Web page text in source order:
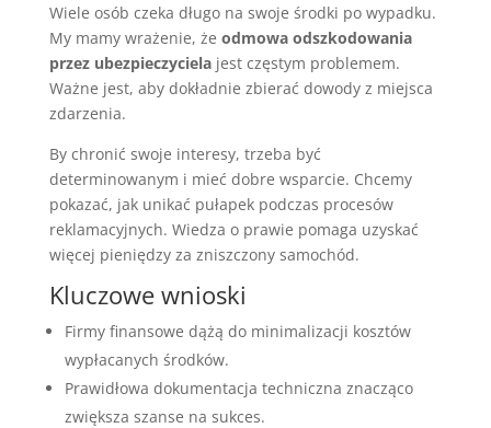
Wiele osób czeka długo na swoje środki po wypadku.
My mamy wrażenie, że odmowa odszkodowania
przez ubezpieczycielajest częstym problemem.
Ważne jest, aby dokładnie zbierać dowody z miejsca
zdarzenia.
By chronić swoje interesy, trzeba być
determinowanym i mieć dobre wsparcie. Chcemy
pokazać, jak unikać pułapek podczas procesów
reklamacyjnych. Wiedza o prawie pomaga uzyskać
więcej pieniędzy za zniszczony samochód.
Kluczowe wnioski
Firmy finansowe dążą do minimalizacji kosztów
wypłacanych środków.
Prawidłowa dokumentacja techniczna znacząco
zwiększa szanse na sukces.